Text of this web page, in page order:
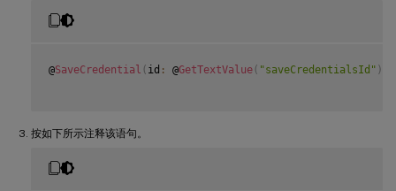
@SaveCredential id : @GetTextValue "saveCredentialsId" )
按如下所示注释该语句。